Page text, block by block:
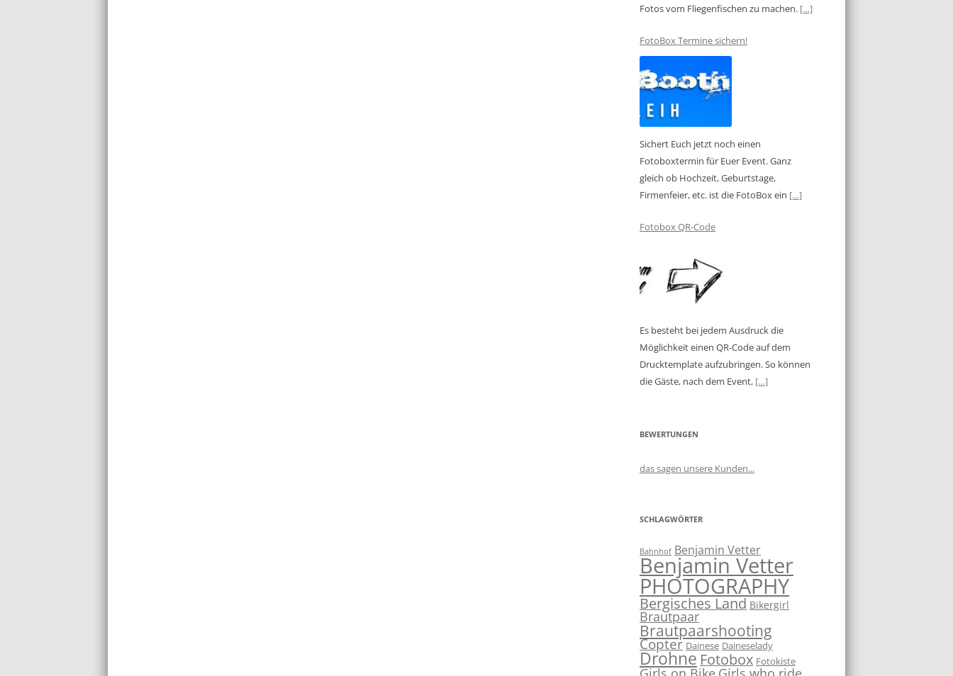
Fotos vom Fliegenfischen zu machen. […]
FotoBox Termine sichern!
Sichert Euch jetzt noch einen
Fotoboxtermin für Euer Event. Ganz
gleich ob Hochzeit, Geburtstage,
Firmenfeier, etc. ist die FotoBox ein […]
Fotobox QR-Code
Es besteht bei jedem Ausdruck die
Möglichkeit einen QR-Code auf dem
Drucktemplate aufzubringen. So können
die Gäste, nach dem Event, […]
BEWERTUNGEN
das sagen unsere Kunden...
SCHLAGWÖRTER
Bahnhof Benjamin Vetter
Benjamin Vetter
PHOTOGRAPHY
Bergisches Land Bikergirl
Brautpaar
Brautpaarshooting
Copter Dainese Daineselady
Drohne Fotobox Fotokiste